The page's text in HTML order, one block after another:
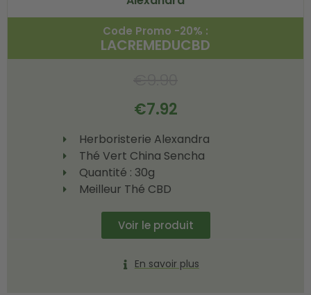
Code Promo -20% :
LACREMEDUCBD
€7.92
Herboristerie Alexandra
Thé Vert China Sencha
Quantité : 30g
Meilleur Thé CBD
Voir le produit
En savoir plus